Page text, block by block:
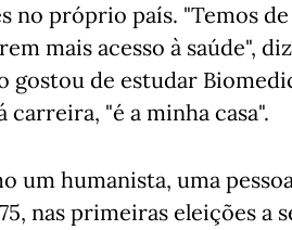
no próprio país. "Temos
mais acesso à saúde", diz
gostou de estudar
carreira, "é a minha casa".
um humanista, uma
nas primeiras eleições a